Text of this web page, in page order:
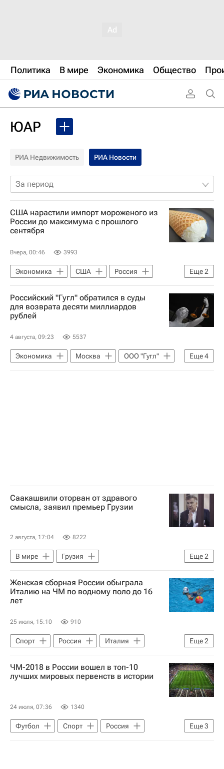
Политика В мире Экономика Общество
ЮАР
РИА Недвижимость РИА Новости
За период
США нарастили импорт мороженого из
России до максимума с прошлого
сентября
Вчера, 00:46 3993
Еще2
Экономика США
Россия
Китай
В мире
Российский "Гугл" обратился в суды
для возврата десяти миллиардов
рублей
4 августа, 09:23 5537
Еще4
Экономика Москва
ООО "Гугл"
Google
Саакашвили оторван от здравого
смысла, заявил премьер Грузии
2 августа, 17:04 8222
Еще2
В мире
Грузия
Михаил Саакашвили
Ираклий Кобахидзе
Женская сборная России обыграла
Италию на ЧМ по водному поло до 16
лет
25 июля, 15:10 910
Еще2
Спорт Россия
Италия
Загреб
Водное поло
ЧМ-2018 в России вошел в топ-10
лучших мировых первенств в истории
24 июля, 07:36 1340
Еще3
Футбол Спорт
Россия
Мексика
Хорватия